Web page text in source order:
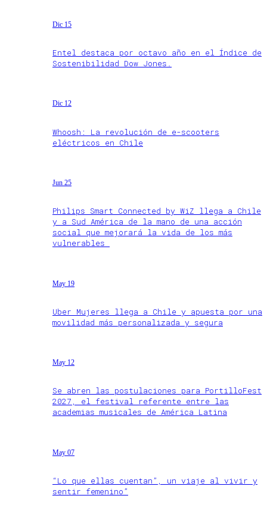
Dic 15
Entel destaca por octavo año en el Índice de
Sostenibilidad Dow Jones.
Dic 12
Whoosh: La revolución de e-scooters
eléctricos en Chile
Jun 25
Philips Smart Connected by WiZ llega a Chile
y a Sud América de la mano de una acción
social que mejorará la vida de los más
vulnerables
May 19
Uber Mujeres llega a Chile y apuesta por una
movilidad más personalizada y segura
May 12
Se abren las postulaciones para PortilloFest
2027, el festival referente entre las
academias musicales de América Latina
May 07
“Lo que ellas cuentan”, un viaje al vivir y
sentir femenino”